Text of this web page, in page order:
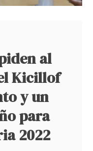
al
Kicillof
y un
para
2022